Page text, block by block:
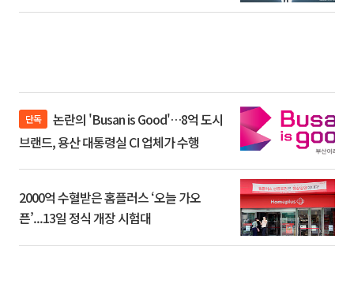
단독
브랜드, 용산 대통령실 CI 업체가 수행
2000억 수혈받은 홈플러스 ‘오늘 가오
픈’...13일 정식 개장 시험대